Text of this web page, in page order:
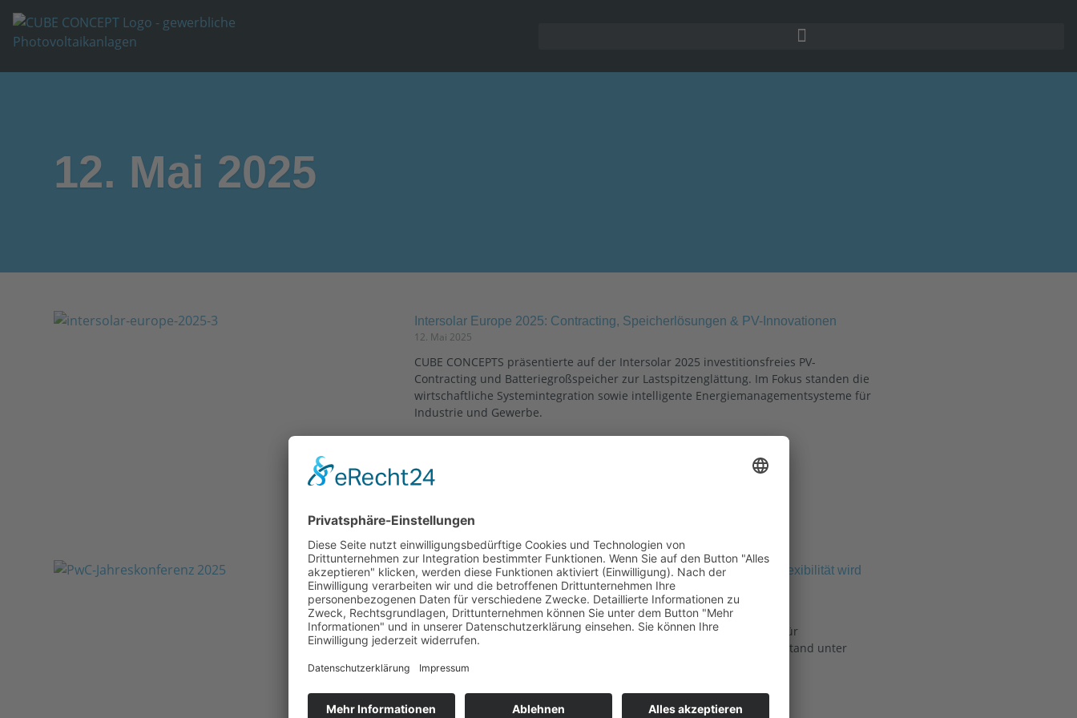
12. Mai 2025
Intersolar Europe 2025: Contracting, Speicherlösungen & PV-Innovationen
12. Mai 2025
CUBE CONCEPTS präsentierte auf der Intersolar 2025 investitionsfreies PV-
Contracting und Batteriegroßspeicher zur Lastspitzenglättung. Im Fokus standen die
wirtschaftliche Systemintegration sowie intelligente Energiemanagementsysteme für
Industrie und Gewerbe.
Weiterlesen »
PwC-Jahreskonferenz 2025 für energieintensive Unternehmen: Flexibilität wird
zur Überlebensstrategie
12. Mai 2025
Am 8. Mai 2025 nahm CUBE CONCEPTS an der PwC Jahreskonferenz für
energieintensive Unternehmen in Düsseldorf teil. Die Veranstaltung stand unter
dem Motto „Von der
Weiterlesen »